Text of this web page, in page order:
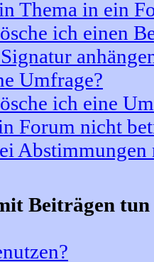
Thema in ein
ich einen
Umfrage?
ich eine
Forum nicht
Beiträgen